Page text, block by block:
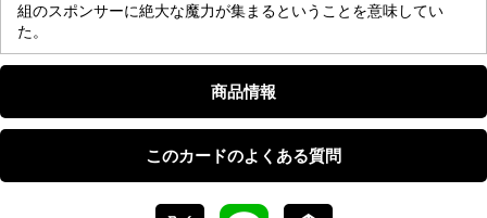
組のスポンサーに絶大な魔力が集まるということを意味してい
た。
商品情報
このカードのよくある質問